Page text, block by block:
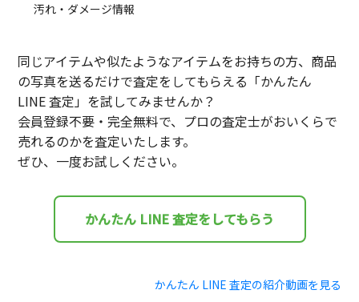
汚れ・ダメージ情報
同じアイテムや似たようなアイテムをお持ちの方、商品
の写真を送るだけで査定をしてもらえる「かんたん
LINE 査定」を試してみませんか？
会員登録不要・完全無料で、プロの査定士がおいくらで
売れるのかを査定いたします。
ぜひ、一度お試しください。
かんたん LINE 査定をしてもらう
かんたん LINE 査定の紹介動画を見る